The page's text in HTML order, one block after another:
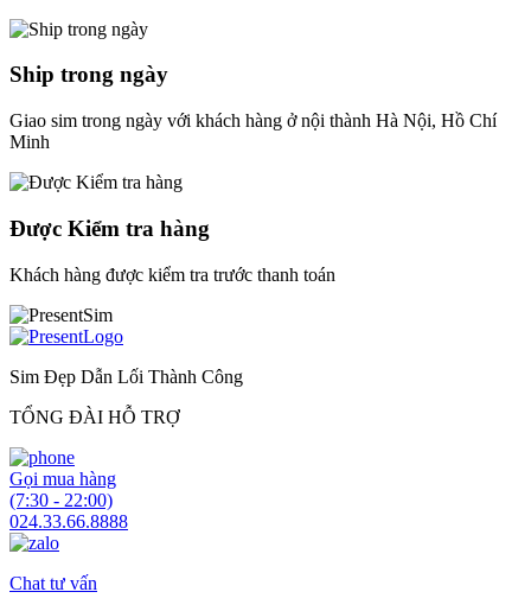
Ship trong ngày
Giao sim trong ngày với khách hàng ở nội thành Hà Nội, Hồ Chí
Minh
Được Kiểm tra hàng
Khách hàng được kiểm tra trước thanh toán
Sim Đẹp Dẫn Lối Thành Công
TỔNG ĐÀI HỖ TRỢ
Gọi mua hàng
(7:30 - 22:00)
024.33.66.8888
Chat tư vấn